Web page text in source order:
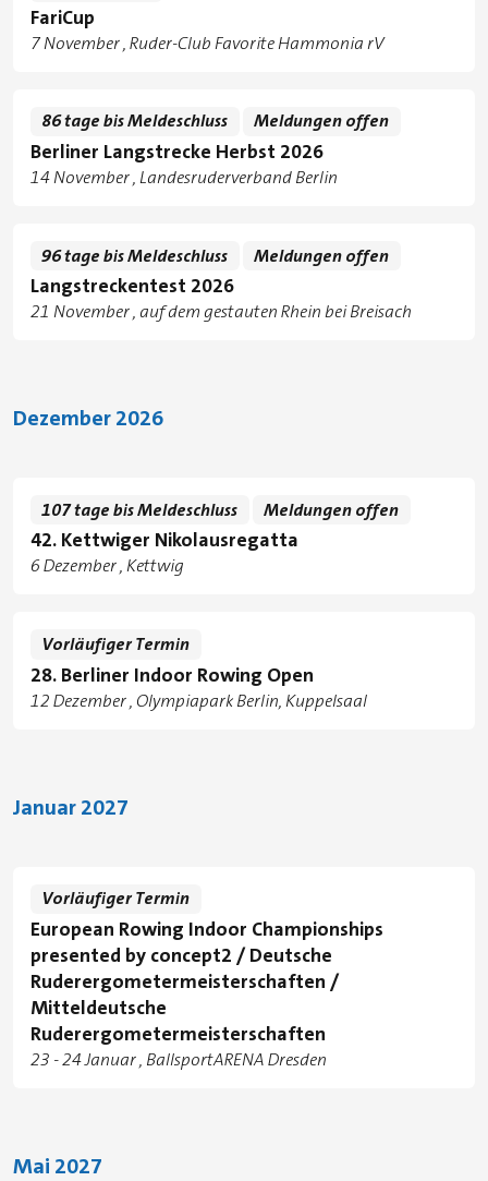
FariCup
Tage
7 November Ruder-Club Favorite Hammonia rV
Berliner Langstrecke Herbst 2026
Tage
14 November Landesruderverband Berlin
86 tage bis Meldeschluss Meldungen offen
Langstreckentest 2026
Tage
21 November auf dem gestauten Rhein bei Breisach
96 tage bis Meldeschluss Meldungen offen
Dezember 2026
42. Kettwiger Nikolausregatta
Tage
6 Dezember Kettwig
107 tage bis Meldeschluss Meldungen offen
28. Berliner Indoor Rowing Open
Tage
12 Dezember Olympiapark Berlin, Kuppelsaal
Vorläufiger Termin
Januar 2027
European Rowing Indoor Championships
presented by concept2 / Deutsche
Ruderergometermeisterschaften /
Mitteldeutsche
Ruderergometermeisterschaften
Tage
23 zu
-24 Januar BallsportARENA Dresden
Vorläufiger Termin
Mai 2027